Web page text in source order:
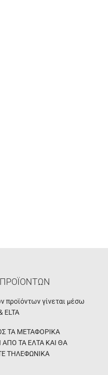
προϊόντων γίνεται μέσω
ELTA
ΤΑ ΜΕΤΑΦΟΡΙΚΑ
ΑΠΟ ΤΑ ΕΛΤΑ ΚΑΙ ΘΑ
ΤΗΛΕΦΩΝΙΚΑ